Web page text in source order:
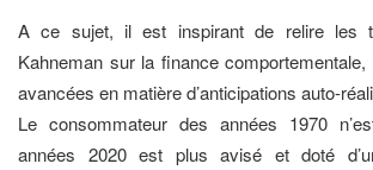
A ce sujet, il est inspirant de relire les
Kahneman sur la finance
avancées en matière d’anticipations auto-
Le consommateur des années 1970
années 2020 est plus avisé et doté